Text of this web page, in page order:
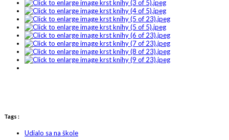
Tags :
Udialo sa na škole